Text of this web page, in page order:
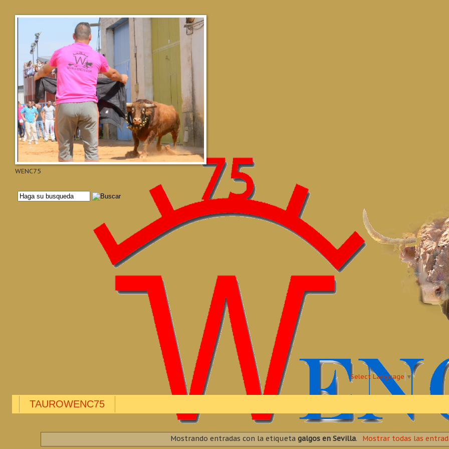
WENC75
Select Language ▼
TAUROWENC75
Mostrando entradas con la etiquetagalgos en Sevilla. Mostrar todas las